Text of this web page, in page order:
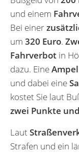
und einem
Bei einer
um 320 Euro.
Fahrverbot in
dazu. Eine
und dabei eine
kostet Sie laut
zwei Punkte
Laut
Strafen und ein